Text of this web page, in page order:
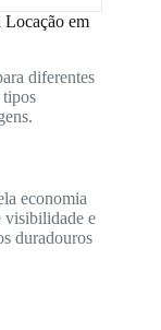
Locação em
diferentes
tipos
economia
visibilidade e
duradouros